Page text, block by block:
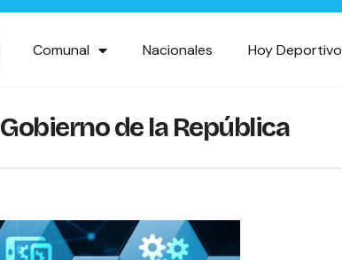
Comunal Nacionales Hoy Deportivo
Gobierno de la República